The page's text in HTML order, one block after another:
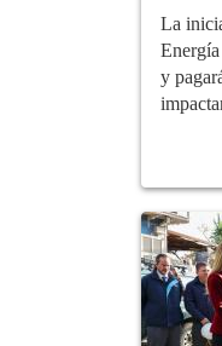
La
y